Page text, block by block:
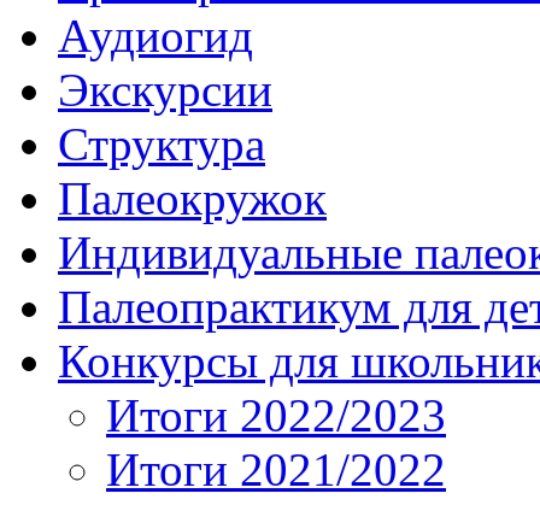
Аудиогид
Экскурсии
Структура
Палеокружок
Индивидуальные
Палеопрактикум для
Конкурсы для
Итоги 2022/2023
Итоги 2021/2022